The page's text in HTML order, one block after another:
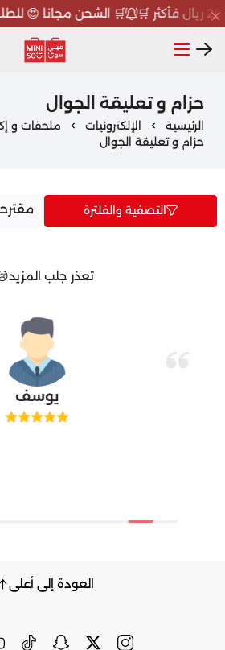
🛒 الشحن مجانا 😍 للطلبات بقيمة
ميني سو MINISO
حزام و تعليقة الجوال
الرئيسية الإلكترونيات
ملحقات و
حزام و تعليقة الجوال
التصفية والفلترة
تعذر جلب
يوسف
العودة إلى أعلى